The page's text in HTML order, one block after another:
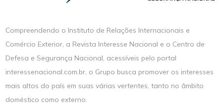
Compreendendo o Instituto de Relações Internacionais e
Comércio Exterior, a Revista Interesse Nacional e o Centro de
Defesa e Segurança Nacional, acessíveis pelo portal
interessenacional.com.br, o Grupo busca promover os interesses
mais altos do país em suas várias vertentes, tanto no âmbito
doméstico como externo.